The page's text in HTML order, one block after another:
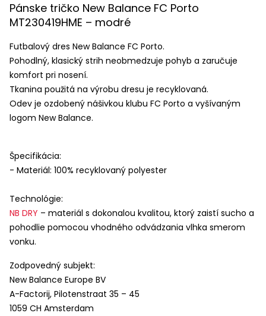
Pánske tričko New Balance FC Porto
MT230419HME – modré
Futbalový dres New Balance FC Porto.
Pohodlný, klasický strih neobmedzuje pohyb a zaručuje
komfort pri nosení.
Tkanina použitá na výrobu dresu je recyklovaná.
Odev je ozdobený nášivkou klubu FC Porto a vyšívaným
logom New Balance.
Špecifikácia:
- Materiál: 100% recyklovaný polyester
Technológie:
NB DRY – materiál s dokonalou kvalitou, ktorý zaistí sucho a
pohodlie pomocou vhodného odvádzania vlhka smerom
vonku.
Zodpovedný subjekt:
New Balance Europe BV
A-Factorij, Pilotenstraat 35 – 45
1059 CH Amsterdam